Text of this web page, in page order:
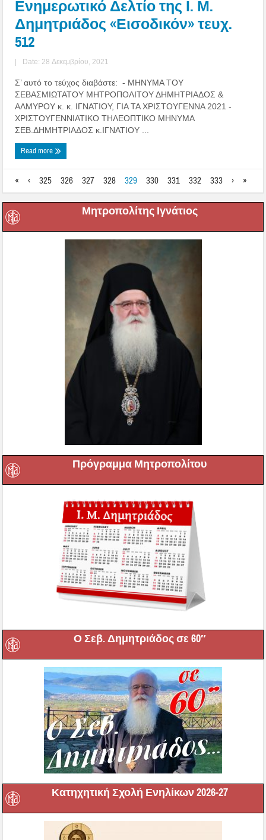
Ενημερωτικό Δελτίο της Ι. Μ.
Δημητριάδος «Εισοδικόν» τευχ.
512
| Date: 28 Δεκεμβρίου, 2021
Σ’ αυτό το τεύχος διαβάστε: - ΜΗΝΥΜΑ ΤΟΥ
ΣΕΒΑΣΜΙΩΤΑΤΟΥ ΜΗΤΡΟΠΟΛΙΤΟΥ ΔΗΜΗΤΡΙΑΔΟΣ &
ΑΛΜΥΡΟΥ κ. κ. ΙΓΝΑΤΙΟΥ, ΓΙΑ ΤΑ ΧΡΙΣΤΟΥΓΕΝΝΑ 2021 -
ΧΡΙΣΤΟΥΓΕΝΝΙΑΤΙΚΟ ΤΗΛΕΟΠΤΙΚΟ ΜΗΝΥΜΑ
ΣΕΒ.ΔΗΜΗΤΡΙΑΔΟΣ κ.ΙΓΝΑΤΙΟΥ ...
Read more
« ‹ 325 326 327 328 329 330 331 332 333 › »
Μητροπολίτης Ιγνάτιος
Πρόγραμμα Μητροπολίτου
Ο Σεβ. Δημητριάδος σε 60″
Κατηχητική Σχολή Ενηλίκων 2026-27